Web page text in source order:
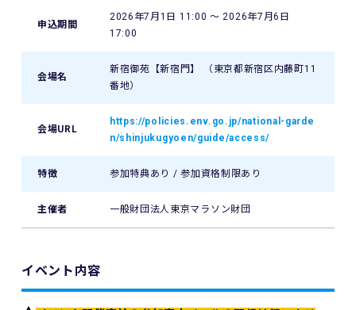
申込期間
2026年7月1日 11:00 〜 2026年7月6日
17:00
会場名
新宿御苑【新宿門】 （東京都新宿区内藤町11
番地）
会場URL
https://policies.env.go.jp/national-garde
n/shinjukugyoen/guide/access/
特徴 参加特典あり / 参加資格制限あり
主催者 一般財団法人東京マラソン財団
イベント内容